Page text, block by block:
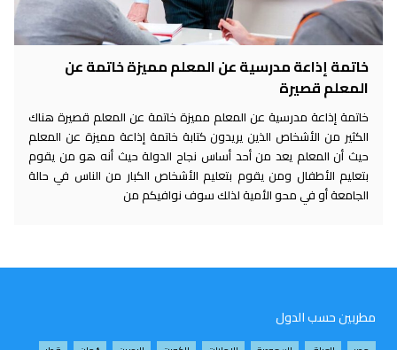
خاتمة إذاعة مدرسية عن المعلم مميزة خاتمة عن
المعلم قصيرة
خاتمة إذاعة مدرسية عن المعلم مميزة خاتمة عن المعلم قصيرة هناك
الكثير من الأشخاص الذين يريدون كتابة خاتمة إذاعة مميزة عن المعلم
حيث أن المعلم يعد من أحد أساس نجاح الدولة حيث أنه هو من يقوم
بتعليم الأطفال ومن يقوم بتعليم الأشخاص الكبار من الناس في حالة
الجامعة أو في محو الأمية لذلك سوف نوافيكم من
مطربين حسب الدول